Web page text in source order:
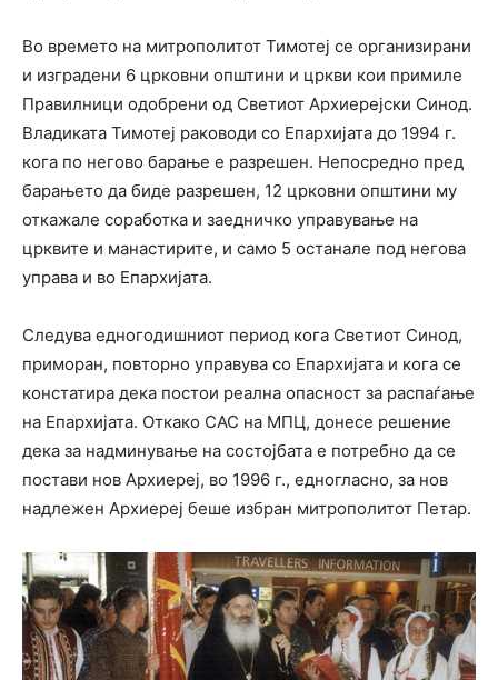
Во времето на митрополитот Тимотеј се организирани
и изградени 6 црковни општини и цркви кои примиле
Правилници одобрени од Светиот Архиерејски Синод.
Владиката Тимотеј раководи со Епархијата до 1994 г.
кога по негово барање е разрешен. Непосредно пред
барањето да биде разрешен, 12 црковни општини му
откажале соработка и заедничко управување на
црквите и манастирите, и само 5 останале под негова
управа и во Епархијата.
Следува едногодишниот период кога Светиот Синод,
приморан, повторно управува со Епархијата и кога се
констатира дека постои реална опасност за распаѓање
на Епархијата. Откако САС на МПЦ, донесе решение
дека за надминување на состојбата е потребно да се
постави нов Архиереј, во 1996 г., едногласно, за нов
надлежен Архиереј беше избран митрополитот Петар.